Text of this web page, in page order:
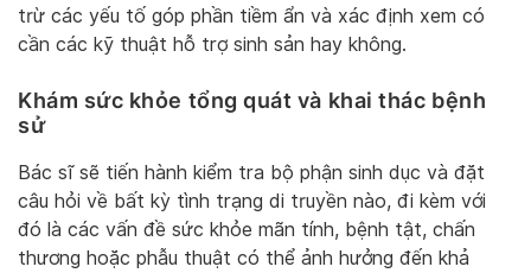
trừ các yếu tố góp phần tiềm ẩn và xác định xem có
cần các kỹ thuật hỗ trợ sinh sản hay không.
Khám sức khỏe tổng quát và khai thác bệnh
sử
Bác sĩ sẽ tiến hành kiểm tra bộ phận sinh dục và đặt
câu hỏi về bất kỳ tình trạng di truyền nào, đi kèm với
đó là các vấn đề sức khỏe mãn tính, bệnh tật, chấn
thương hoặc phẫu thuật có thể ảnh hưởng đến khả